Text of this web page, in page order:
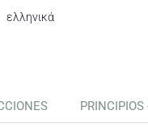
ελληνικά